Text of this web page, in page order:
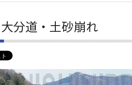
大分道・土砂崩れ